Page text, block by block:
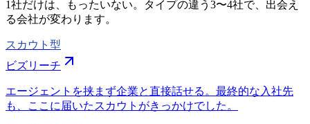
1社だけは、もったいない。タイプの違う 3〜4社で、出会え
る会社が変わります。
スカウト型
ビズリーチ
エージェントを挟まず企業と直接話せる。最終的な入社先
も、ここに届いたスカウトがきっかけでした。